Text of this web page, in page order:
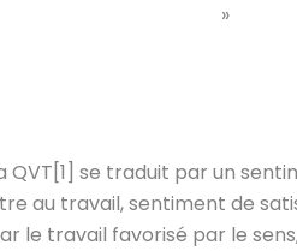
»
QVT[1] se traduit par un
au travail, sentiment de
le travail favorisé par le